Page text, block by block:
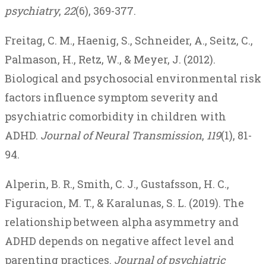
psychiatry, 22(6), 369-377.
Freitag, C. M., Haenig, S., Schneider, A., Seitz, C.,
Palmason, H., Retz, W., & Meyer, J. (2012).
Biological and psychosocial environmental risk
factors influence symptom severity and
psychiatric comorbidity in children with
ADHD. Journal of Neural Transmission, 119(1), 81-
94.
Alperin, B. R., Smith, C. J., Gustafsson, H. C.,
Figuracion, M. T., & Karalunas, S. L. (2019). The
relationship between alpha asymmetry and
ADHD depends on negative affect level and
parenting practices. Journal of psychiatric